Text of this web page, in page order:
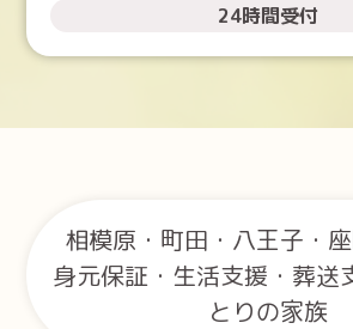
24時間受付
相模原・町田・八王子・
身元保証・生活支援・葬送
とりの家族